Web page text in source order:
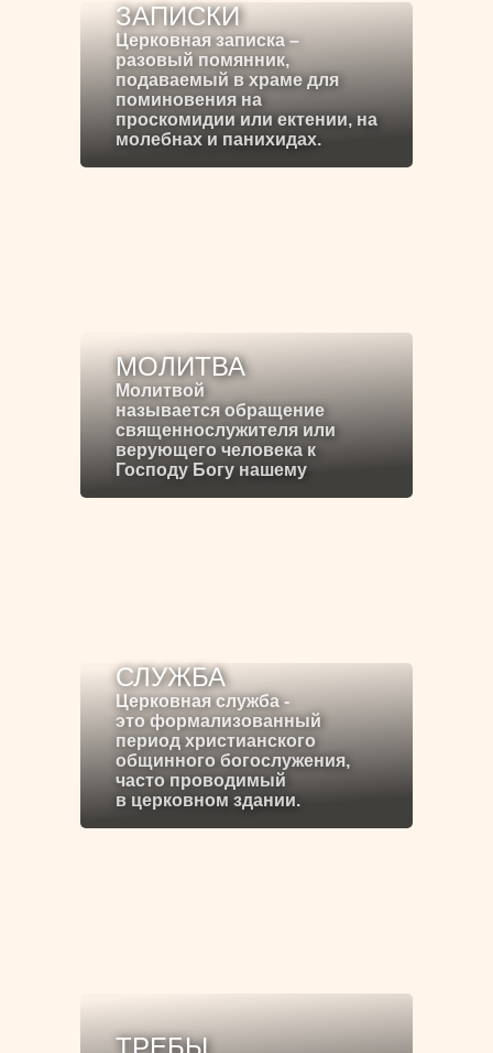
ЗАПИСКИ
Церковная записка –
разовый помянник,
подаваемый в храме для
поминовения на
проскомидии или ектении, на
молебнах и панихидах.
МОЛИТВА
Молитвой
называется обращение
священнослужителя или
верующего человека к
Господу Богу нашему
СЛУЖБА
Церковная служба -
это формализованный
период христианского
общинного богослужения,
часто проводимый
в церковном здании.